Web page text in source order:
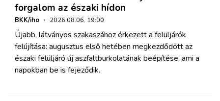
forgalom az északi hídon
BKK/iho · 2026.08.06. 19:00
Újabb, látványos szakaszához érkezett a felüljárók
felújítása: augusztus első hetében megkezdődött az
északi felüljáró új aszfaltburkolatának beépítése, ami a
napokban be is fejeződik.